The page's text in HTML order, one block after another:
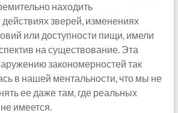
находить
зверей, изменениях
или доступности пищи, имели
на существование. Эта
закономерностей так
в нашей ментальности, что мы не
ее даже там, где реальных
имеется.